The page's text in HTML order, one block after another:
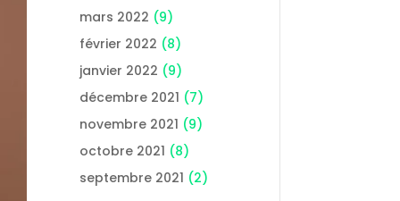
mars 2022 (9)
février 2022 (8)
janvier 2022 (9)
décembre 2021 (7)
novembre 2021 (9)
octobre 2021 (8)
septembre 2021 (2)